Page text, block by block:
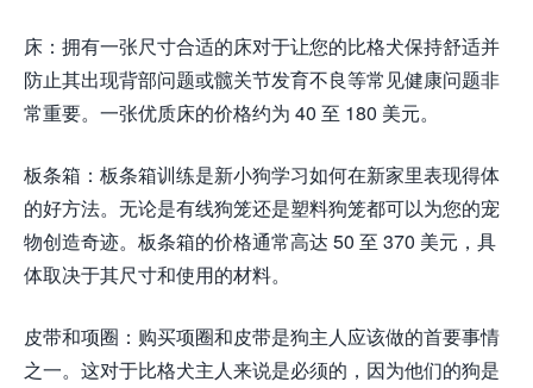
床：拥有一张尺寸合适的床对于让您的比格犬保持舒适并
防止其出现背部问题或髋关节发育不良等常见健康问题非
常重要。一张优质床的价格约为 40 至 180 美元。
板条箱：板条箱训练是新小狗学习如何在新家里表现得体
的好方法。无论是有线狗笼还是塑料狗笼都可以为您的宠
物创造奇迹。板条箱的价格通常高达 50 至 370 美元，具
体取决于其尺寸和使用的材料。
皮带和项圈：购买项圈和皮带是狗主人应该做的首要事情
之一。这对于比格犬主人来说是必须的，因为他们的狗是